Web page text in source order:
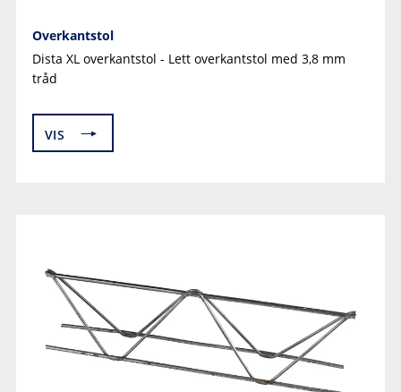
Overkantstol
Dista XL overkantstol - Lett overkantstol med 3,8 mm
tråd
VIS